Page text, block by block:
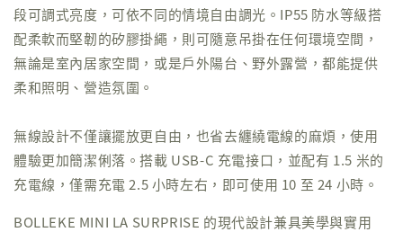
段可調式亮度，可依不同的情境自由調光。IP55 防水等級搭
配柔軟而堅韌的矽膠掛繩，則可隨意吊掛在任何環境空間，
無論是室內居家空間，或是戶外陽台、野外露營，都能提供
柔和照明、營造氛圍。
無線設計不僅讓擺放更自由，也省去纏繞電線的麻煩，使用
體驗更加簡潔俐落。搭載 USB-C 充電接口，並配有 1.5 米的
充電線，僅需充電 2.5 小時左右，即可使用 10 至 24 小時。
BOLLEKE MINI LA SURPRISE 的現代設計兼具美學與實用